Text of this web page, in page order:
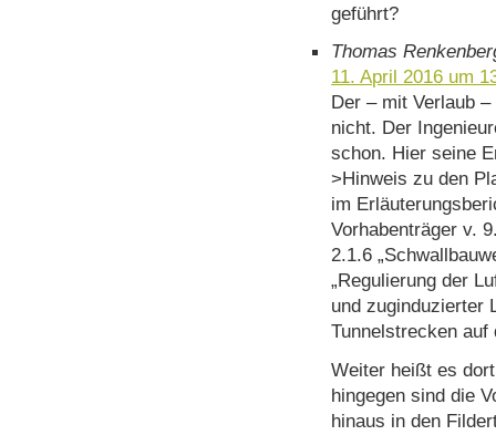
geführt?
Thomas
11. April 2016 um
Der – mit Verlaub
nicht. Der
schon. Hier seine
>Hinweis zu den
im
Vorhabenträger v.
2.1.6
„Regulierung der
und zuginduzierter
Tunnelstrecken auf
Weiter heißt es
hingegen sind die
hinaus in den